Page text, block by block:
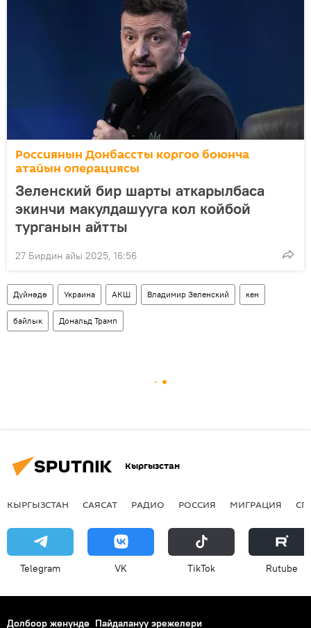
Россиянын Донбассты коргоо боюнча
атайын операциясы
Зеленский бир шарты аткарылбаса
экинчи макулдашууга кол койбой
турганын айтты
27 Бирдин айы 2025, 16:56
Дүйнөдө Украина АКШ Владимир Зеленский кен
байлык Дональд Трамп
Кыргызстан
КЫРГЫЗСТАН САЯСАТ РАДИО РОССИЯ МИГРАЦИЯ
Telegram VK ТikТоk Rutube
Долбоор жөнүндө Пайдалануу эрежелери